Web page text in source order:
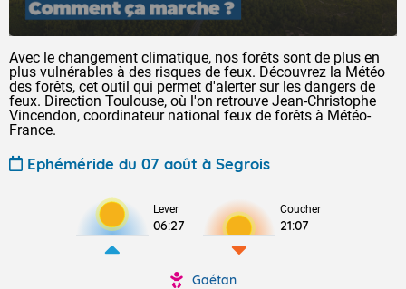
Avec le changement climatique, nos forêts sont de plus en
plus vulnérables à des risques de feux. Découvrez la Météo
des forêts, cet outil qui permet d'alerter sur les dangers de
feux. Direction Toulouse, où l'on retrouve Jean-Christophe
Vincendon, coordinateur national feux de forêts à Météo-
France.
Ephéméride du 07 août à Segrois
Lever
06:27
Coucher
21:07
Gaétan